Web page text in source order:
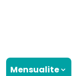
Mensualite